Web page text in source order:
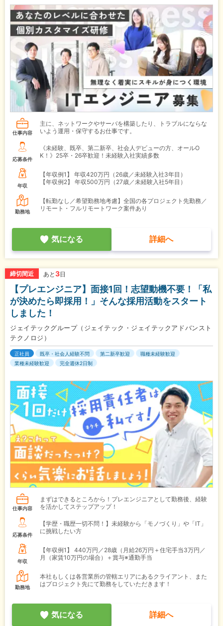
仕事内容
主に、ネットワークやサーバを構築したり、トラブルにならな
いよう運用・保守するお仕事です。
応募条件
《未経験、既卒、第二新卒、社会人デビューの方、オールO
K！》25卒・26卒歓迎！未経験入社実績多数
年収
【年収例1】
年収420万円（26歳／未経験入社3年目）
【年収例2】
年収500万円（27歳／未経験入社5年目）
勤務地
【転勤なし／希望勤務地考慮】全国の各プロジェクト先勤務／
リモート・フルリモートワーク案件あり
気になる 詳細へ
締切間近 あと 3日
【プレエンジニア】面接1回！志望動機不要！「私
が決めたら即採用！」そんな採用活動をスタート
しました！
ジェイテックグループ（ジェイテック・ジェイテックアドバンスト
テクノロジ）
正社員 既卒・社会人経験不問 第二新卒歓迎
職種未経験歓迎
業種未経験歓迎
完全週休2日制
仕事内容
まずはできるところから！プレエンジニアとして勤務後、経験
を活かしてステップアップ！
応募条件
【学歴・職歴一切不問！】未経験から「モノづくり」や「IT」
に挑戦したい方
年収
【年収例1】
440万円／28歳（月給26万円＋住宅手当3万円／
月（家賃10万円の場合）＋賞与※通勤手当
勤務地
本社もしくは各営業所の管轄エリアにあるクライアント、また
はプロジェクト先にて勤務をしていただきます！
気になる 詳細へ